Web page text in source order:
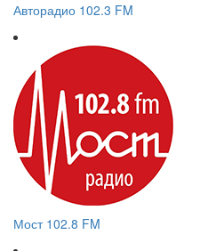
Авторадио 102.3 FM
Мост 102.8 FM